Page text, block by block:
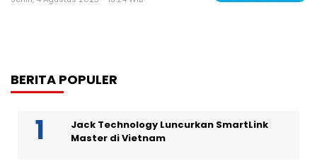
BERITA POPULER
Jack Technology Luncurkan SmartLink
Master di Vietnam